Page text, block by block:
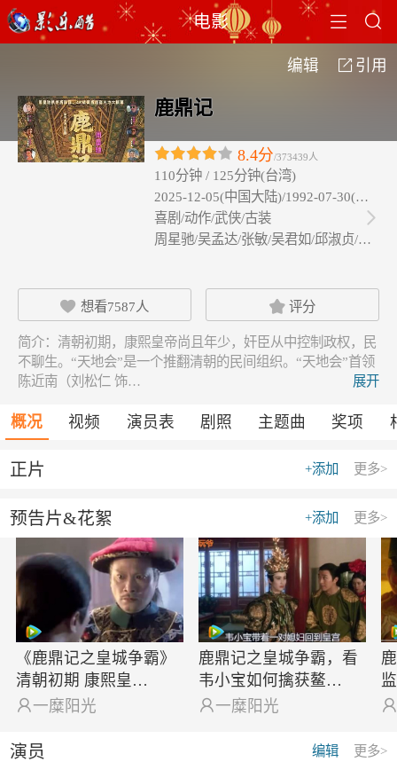
 
电影
编辑  引用
鹿鼎记
8.4分/373439人
110分钟 / 125分钟(台湾)
2025-12-05(中国大陆)/1992-07-30(中国
喜剧/动作/武侠/古装
周星驰/吴孟达/张敏/吴君如/邱淑贞/刘…

 想看7587人  评分
简介： 清朝初期，康熙皇帝尚且年少，奸臣从中控制政权，民
不聊生。“天地会”是一个推翻清朝的民间组织。“天地会”首领
陈近南（刘松仁 饰…
展开
概况 视频 演员表 剧照 主题曲 奖项
更多>
+添加
正片
更多>
+添加
预告片&花絮
《鹿鼎记之皇城争霸》
清朝初期 康熙皇…
 一糜阳光
鹿鼎记之皇城争霸，看
韦小宝如何擒获鳌…
 一糜阳光
更多>
编辑
演员